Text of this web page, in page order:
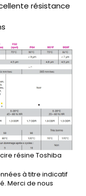
résistance
résine Toshiba
à titre indicatif
Merci de nous